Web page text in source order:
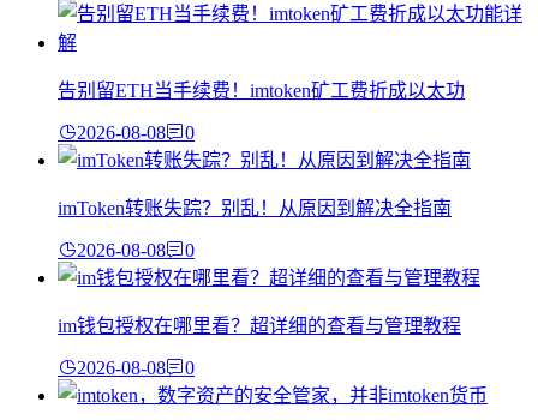
告别留ETH当手续费！imtoken矿工费折成以太功
2026-08-08 0
imToken转账失踪？别乱！从原因到解决全指南
2026-08-08 0
im钱包授权在哪里看？超详细的查看与管理教程
2026-08-08 0